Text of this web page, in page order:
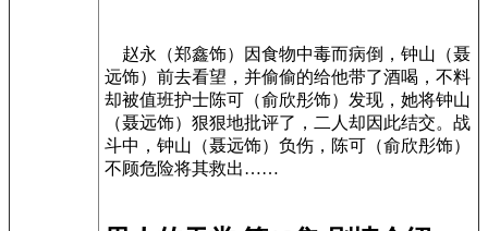
赵永（郑鑫饰）因食物中毒而病倒，钟山（聂
远饰）前去看望，并偷偷的给他带了酒喝，不料
却被值班护士陈可（俞欣彤饰）发现，她将钟山
（聂远饰）狠狠地批评了，二人却因此结交。战
斗中，钟山（聂远饰）负伤，陈可（俞欣彤饰）
不顾危险将其救出……